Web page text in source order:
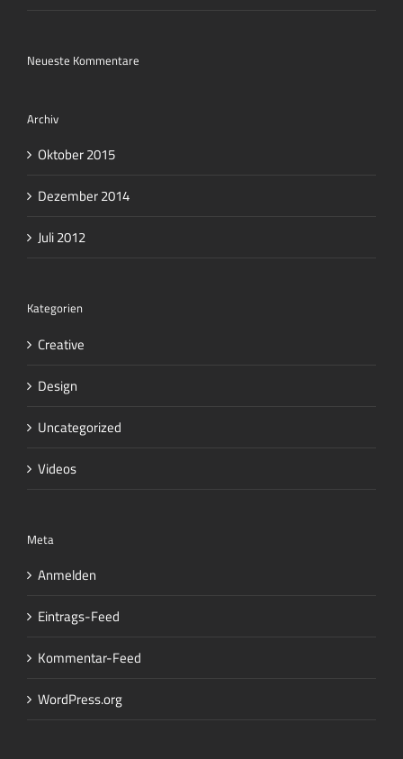
Neueste Kommentare
Archiv
Oktober 2015
Dezember 2014
Juli 2012
Kategorien
Creative
Design
Uncategorized
Videos
Meta
Anmelden
Eintrags-Feed
Kommentar-Feed
WordPress.org